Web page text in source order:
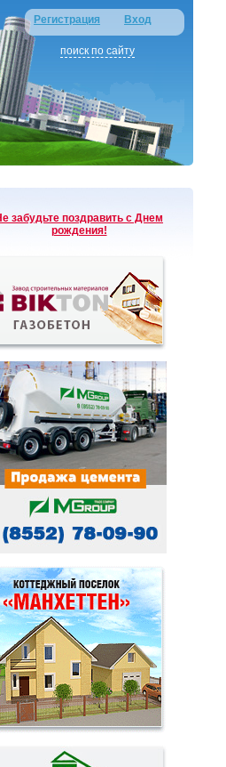
Регистрация Вход
поиск по сайту
забудьте поздравить с Днем
рождения!